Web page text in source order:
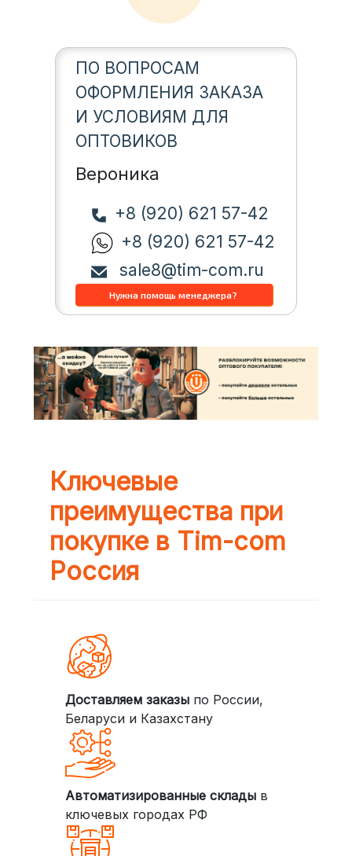
ПО ВОПРОСАМ
ОФОРМЛЕНИЯ ЗАКАЗА
И УСЛОВИЯМ ДЛЯ
ОПТОВИКОВ
Вероника
+8 (920) 621 57-42
+8 (920) 621 57-42
sale8@tim-com.ru
Ключевые
преимущества при
покупке в Tim-com
Россия
Доставляем заказыпо России,
Беларуси и Казахстану
Автоматизированные складыв
ключевых городах РФ